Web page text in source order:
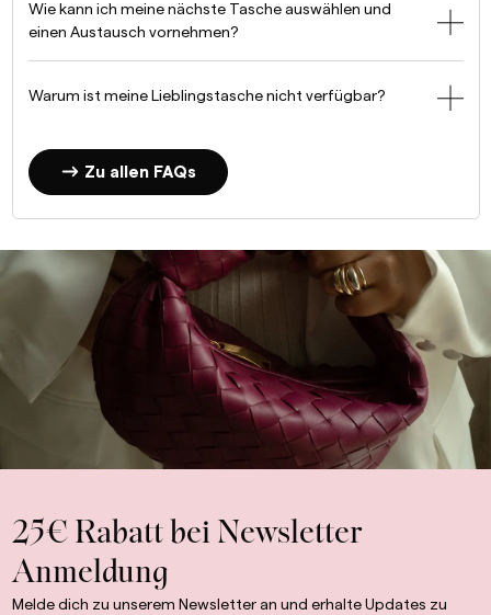
Wie kann ich meine nächste Tasche auswählen und
einen Austausch vornehmen?
Warum ist meine Lieblingstasche nicht verfügbar?
Zu allen FAQs
25€ Rabatt bei Newsletter
Anmeldung
Melde dich zu unserem Newsletter an und erhalte Updates zu